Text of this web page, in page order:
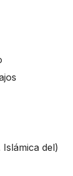
Islámica del)